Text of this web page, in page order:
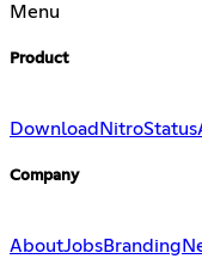
Menu
Product
Download NitroStatus
Company
AboutJobsBranding